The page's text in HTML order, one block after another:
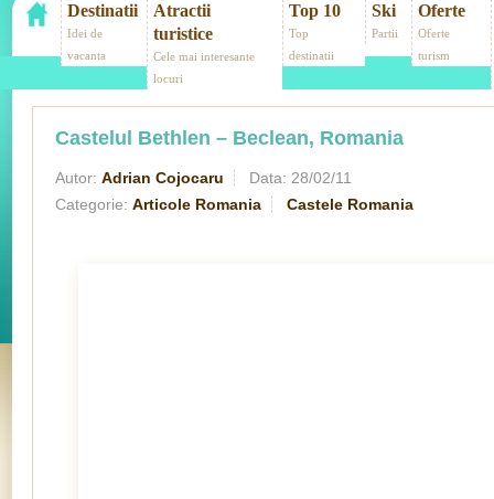
Destinatii
Idei de
vacanta
Atractii
turistice
Cele mai interesante
locuri
Top 10
Top
destinatii
Ski
Partii
Oferte
Oferte
turism
Castelul Bethlen – Beclean, Romania
Autor: Adrian Cojocaru Data: 28/02/11
Categorie: Articole Romania Castele Romania